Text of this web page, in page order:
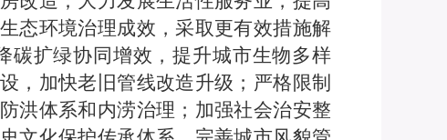
态环境治理成效，采取更有效措施解
碳扩绿协同增效，提升城市生物多样
，加快老旧管线改造升级；严格限制
洪体系和内涝治理；加强社会治安整